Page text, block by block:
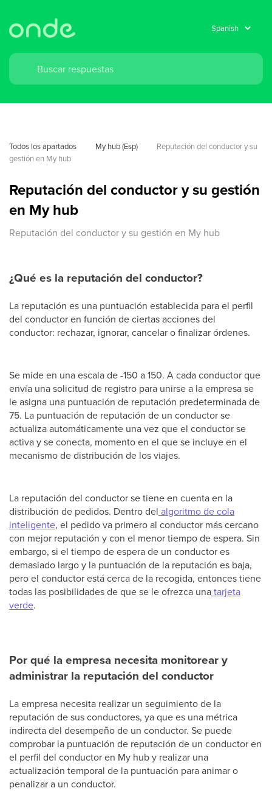
Todos los apartados My hub (Esp)
Reputación del conductor y su
gestión en My hub
Reputación del conductor y su gestión
en My hub
Reputación del conductor y su gestión en My hub
¿Qué es la reputación del conductor?
La reputación es una puntuación establecida para el perfil
del conductor en función de ciertas acciones del
conductor: rechazar, ignorar, cancelar o finalizar órdenes.
Se mide en una escala de -150 a 150. A cada conductor que
envía una solicitud de registro para unirse a la empresa se
le asigna una puntuación de reputación predeterminada de
75. La puntuación de reputación de un conductor se
actualiza automáticamente una vez que el conductor se
activa y se conecta, momento en el que se incluye en el
mecanismo de distribución de los viajes.
La reputación del conductor se tiene en cuenta en la
distribución de pedidos. Dentro del algoritmo de cola
inteligente, el pedido va primero al conductor más cercano
con mejor reputación y con el menor tiempo de espera. Sin
embargo, si el tiempo de espera de un conductor es
demasiado largo y la puntuación de la reputación es baja,
pero el conductor está cerca de la recogida, entonces tiene
todas las posibilidades de que se le ofrezca unatarjeta
verde.
Por qué la empresa necesita monitorear y
administrar la reputación del conductor
La empresa necesita realizar un seguimiento de la
reputación de sus conductores, ya que es una métrica
indirecta del desempeño de un conductor. Se puede
comprobar la puntuación de reputación de un conductor en
el perfil del conductor en My hub y realizar una
actualización temporal de la puntuación para animar o
penalizar a un conductor.